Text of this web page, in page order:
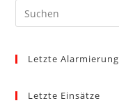
Letzte Alarmierung
Letzte Einsätze